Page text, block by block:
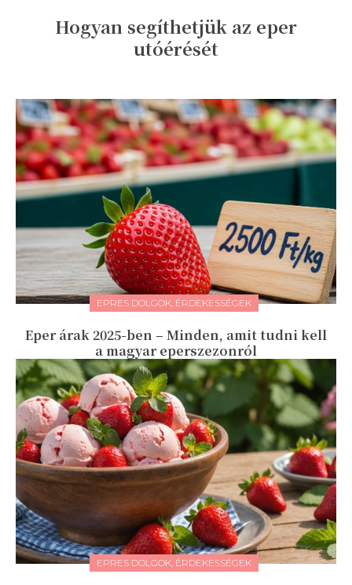
Hogyan segíthetjük az eper
utóérését
EPRES DOLGOK, ÉRDEKESSÉGEK
Eper árak 2025-ben – Minden, amit tudni kell
a magyar eperszezonról
EPRES DOLGOK, ÉRDEKESSÉGEK